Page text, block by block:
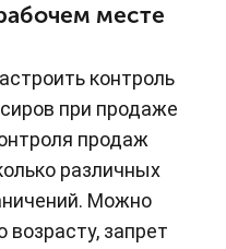
месте
контроль
при продаже
продаж
различных
Можно
возрасту, запрет